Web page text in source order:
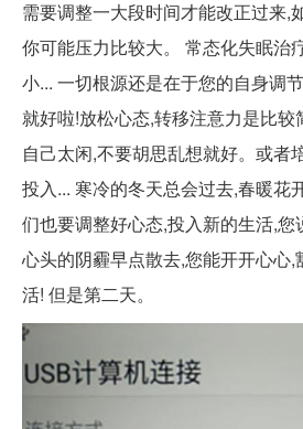
需要调整一大段时间才能改正过来,
你可能压力比较大。 常态化失眠治
小... 一切根源还是在于您的自身调
就好啦!放松心态,转移注意力是比
自己太闲,不要胡思乱想就好。或者
投入... 寒冷的冬天总会过去,春暖花
们也要调整好心态,投入新的生活,
心头的阴霾早点散去,您能开开心心,
活! 但是第二天。